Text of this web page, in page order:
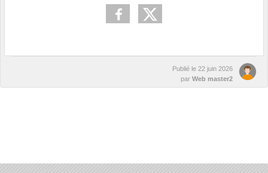
Publié le 22 juin 2026
par Web master2